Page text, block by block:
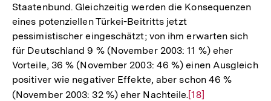
Staatenbund. Gleichzeitig werden die Konsequenzen
eines potenziellen Türkei-Beitritts jetzt
pessimistischer eingeschätzt; von ihm erwarten sich
für Deutschland 9 % (November 2003: 11 %) eher
Vorteile, 36 % (November 2003: 46 %) einen Ausgleich
positiver wie negativer Effekte, aber schon 46 %
(November 2003: 32 %) eher Nachteile.Zur
[18]